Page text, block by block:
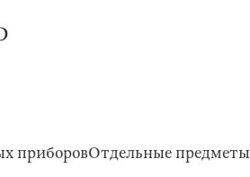
приборовОтдельные предметы